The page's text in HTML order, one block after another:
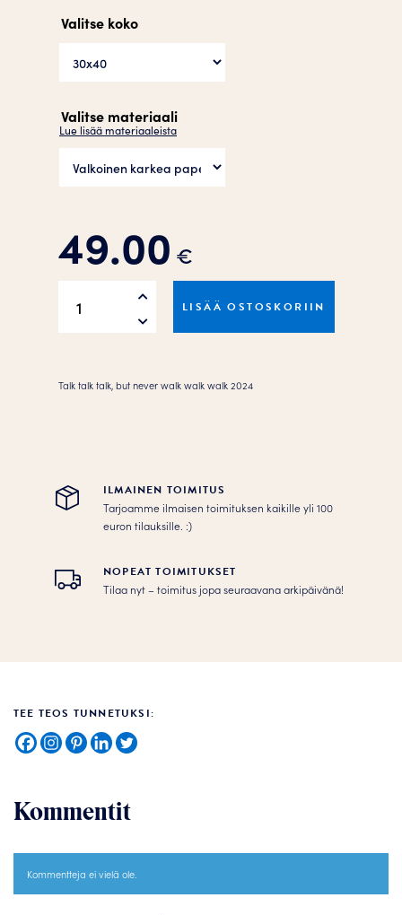
Valitse koko
Valitse materiaali
Lue lisää materiaaleista
49.00 €
talk
määrä
LISÄÄ OSTOSKORIIN
Talk talk talk, but never walk walk walk 2024
ILMAINEN TOIMITUS
Tarjoamme ilmaisen toimituksen kaikille yli 100
euron tilauksille. :­­)
NOPEAT TOIMITUKSET
Tilaa nyt – toimitus jopa seuraavana arkipäivänä!
TEE TEOS TUNNETUKSI:
Kommentit
Kommentteja ei vielä ole.